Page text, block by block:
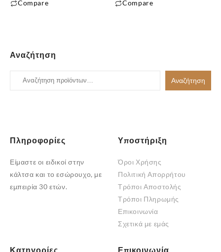
προϊόντος
Compare Compare
Αναζήτηση
Αναζήτηση
για:
Αναζήτηση
Πληροφορίες
Είμαστε οι ειδικοί στην
κάλτσα και το εσώρουχο, με
εμπειρία 30 ετών.
Υποστήριξη
Όροι Χρήσης
Πολιτική Απορρήτου
Τρόποι Αποστολής
Τρόποι Πληρωμής
Επικοινωνία
Σχετικά με εμάς
Κατηγορίες Επικοινωνία